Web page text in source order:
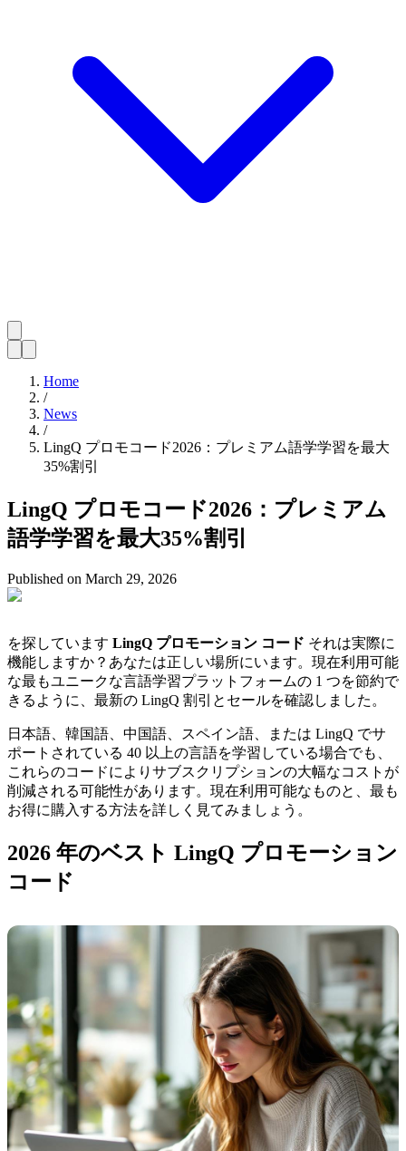
Home
/
News
/
LingQ プロモコード2026：プレミアム語学学習を最大
35%割引
LingQ プロモコード2026：プレミアム
語学学習を最大35%割引
Published on March 29, 2026
を探しています LingQ プロモーション コード それは実際に
機能しますか？あなたは正しい場所にいます。現在利用可能
な最もユニークな言語学習プラットフォームの 1 つを節約で
きるように、最新の LingQ 割引とセールを確認しました。
日本語、韓国語、中国語、スペイン語、または LingQ でサ
ポートされている 40 以上の言語を学習している場合でも、
これらのコードによりサブスクリプションの大幅なコストが
削減される可能性があります。現在利用可能なものと、最も
お得に購入する方法を詳しく見てみましょう。
2026 年のベスト LingQ プロモーション
コード